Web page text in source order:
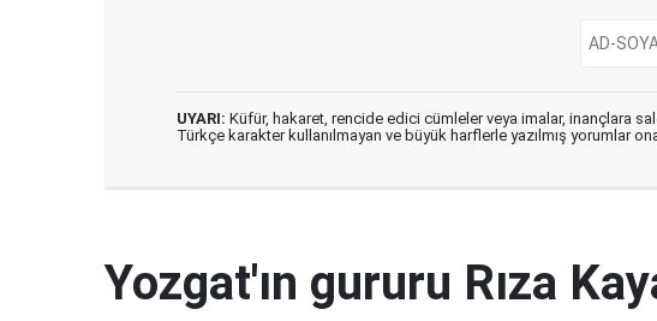
UYARI: Küfür, hakaret, rencide edici cümleler veya imalar, inançlara
Türkçe karakter kullanılmayan ve büyük harflerle yazılmış yorumlar
Yozgat'ın gururu Rıza